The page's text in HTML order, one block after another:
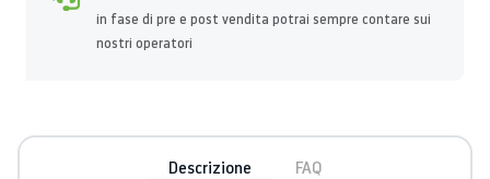
in fase di pre e post vendita potrai sempre contare sui
nostri operatori
Descrizione FAQ